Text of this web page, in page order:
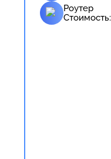
Роутер
Стоимость: